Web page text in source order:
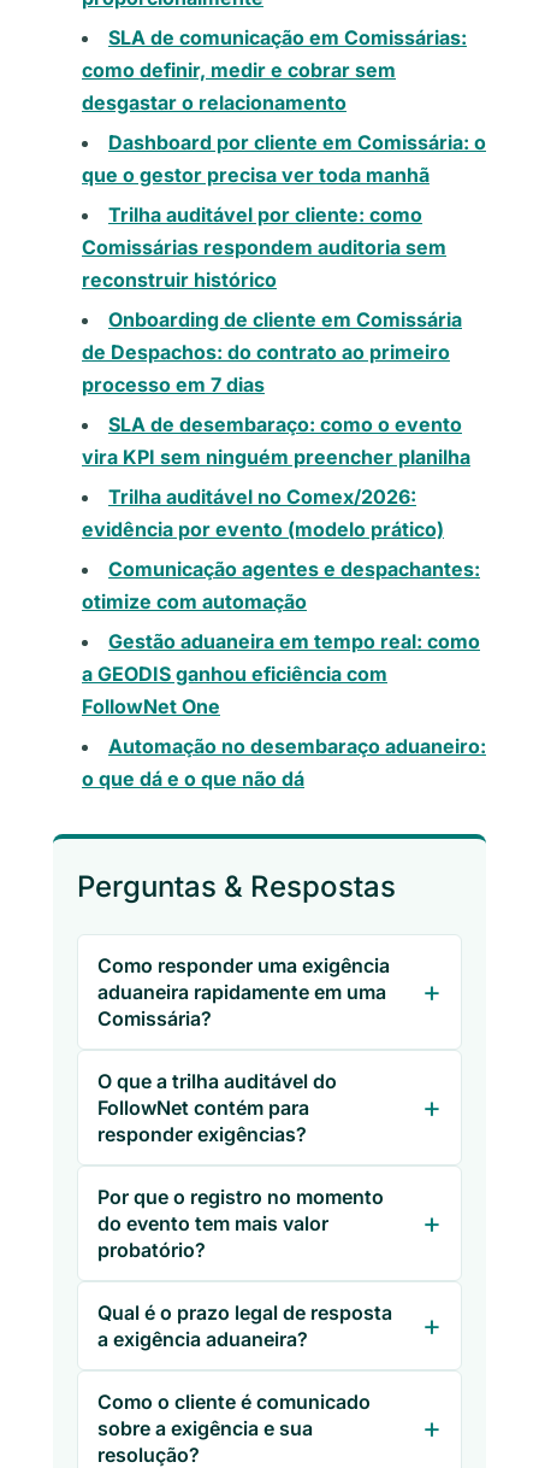
SLA de comunicação em Comissárias:
como definir, medir e cobrar sem
desgastar o relacionamento
Dashboard por cliente em Comissária: o
que o gestor precisa ver toda manhã
Trilha auditável por cliente: como
Comissárias respondem auditoria sem
reconstruir histórico
Onboarding de cliente em Comissária
de Despachos: do contrato ao primeiro
processo em 7 dias
SLA de desembaraço: como o evento
vira KPI sem ninguém preencher planilha
Trilha auditável no Comex/2026:
evidência por evento (modelo prático)
Comunicação agentes e despachantes:
otimize com automação
Gestão aduaneira em tempo real: como
a GEODIS ganhou eficiência com
FollowNet One
Automação no desembaraço aduaneiro:
o que dá e o que não dá
Perguntas & Respostas
Como responder uma exigência
aduaneira rapidamente em uma
Comissária?
O que a trilha auditável do
FollowNet contém para
responder exigências?
Por que o registro no momento
do evento tem mais valor
probatório?
Qual é o prazo legal de resposta
a exigência aduaneira?
Como o cliente é comunicado
sobre a exigência e sua
resolução?